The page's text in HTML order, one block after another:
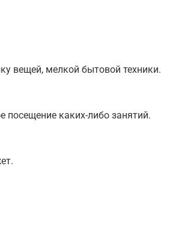
вещей, мелкой бытовой техники.
посещение каких-либо занятий.